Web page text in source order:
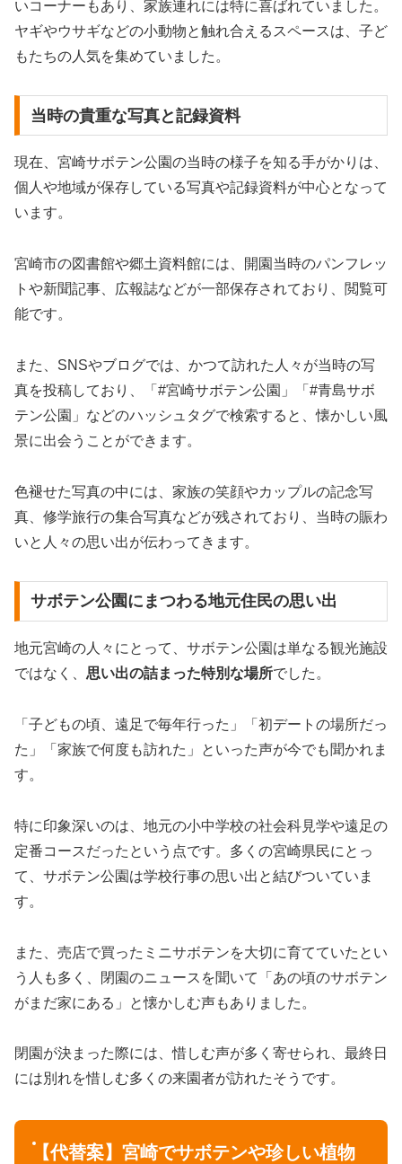
いコーナーもあり、家族連れには特に喜ばれていました。
ヤギやウサギなどの小動物と触れ合えるスペースは、子ど
もたちの人気を集めていました。
当時の貴重な写真と記録資料
現在、宮崎サボテン公園の当時の様子を知る手がかりは、
個人や地域が保存している写真や記録資料が中心となって
います。
宮崎市の図書館や郷土資料館には、開園当時のパンフレッ
トや新聞記事、広報誌などが一部保存されており、閲覧可
能です。
また、SNSやブログでは、かつて訪れた人々が当時の写
真を投稿しており、「#宮崎サボテン公園」「#青島サボ
テン公園」などのハッシュタグで検索すると、懐かしい風
景に出会うことができます。
色褪せた写真の中には、家族の笑顔やカップルの記念写
真、修学旅行の集合写真などが残されており、当時の賑わ
いと人々の思い出が伝わってきます。
サボテン公園にまつわる地元住民の思い出
地元宮崎の人々にとって、サボテン公園は単なる観光施設
ではなく、 思い出の詰まった特別な場所でした。
「子どもの頃、遠足で毎年行った」「初デートの場所だっ
た」「家族で何度も訪れた」といった声が今でも聞かれま
す。
特に印象深いのは、地元の小中学校の社会科見学や遠足の
定番コースだったという点です。多くの宮崎県民にとっ
て、サボテン公園は学校行事の思い出と結びついていま
す。
また、売店で買ったミニサボテンを大切に育てていたとい
う人も多く、閉園のニュースを聞いて「あの頃のサボテン
がまだ家にある」と懐かしむ声もありました。
閉園が決まった際には、惜しむ声が多く寄せられ、最終日
には別れを惜しむ多くの来園者が訪れたそうです。
【代替案】宮崎でサボテンや珍しい植物